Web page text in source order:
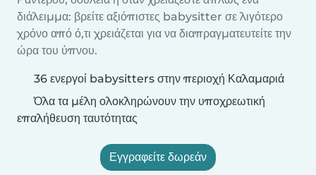
διάλειμμα: βρείτε αξιόπιστες babysitter σε λιγότερο
χρόνο από ό,τι χρειάζεται για να διαπραγματευτείτε την
ώρα του ύπνου.
36 ενεργοί babysitters στην περιοχή Καλαμαριά
Όλα τα μέλη ολοκληρώνουν την υποχρεωτική
επαλήθευση ταυτότητας
Εγγραφείτε δωρεάν